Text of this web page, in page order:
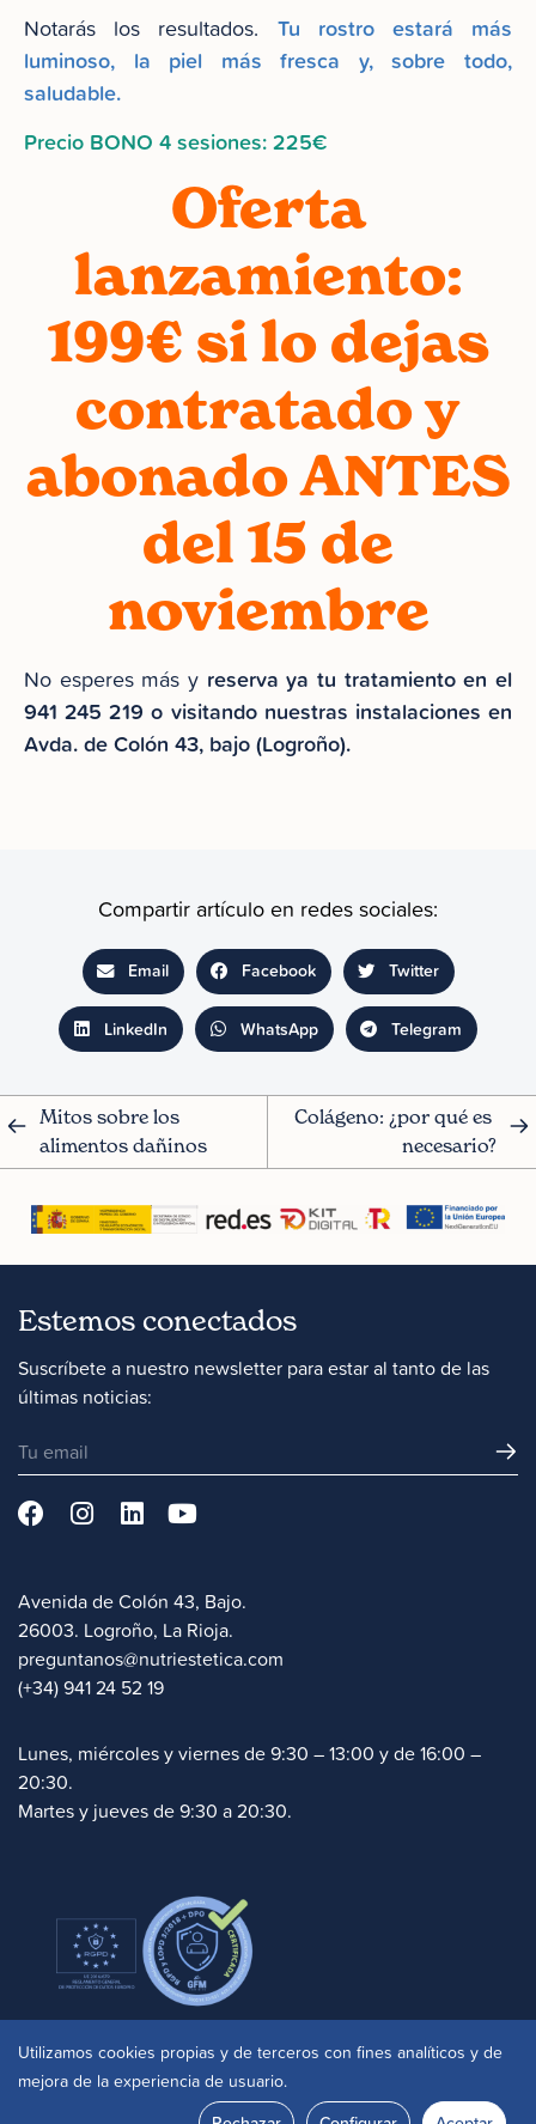
Utilizamos cookies propias y de terceros con fines analíticos y de
mejora de la experiencia de usuario.
Notarás los resultados. Tu rostro estará más
luminoso, la piel más fresca y, sobre todo,
saludable.
Precio BONO 4 sesiones: 225€
Oferta
lanzamiento:
199€ si lo dejas
contratado y
abonado ANTES
del 15 de
noviembre
No esperes más y reserva ya tu tratamiento en el
941 245 219 o visitando nuestras instalaciones en
Avda. de Colón 43, bajo (Logroño).
Compartir artículo en redes sociales:
Email Facebook Twitter
LinkedIn WhatsApp Telegram
Mitos sobre los
alimentos dañinos
Colágeno: ¿por qué es
necesario?
Estemos conectados
Suscríbete a nuestro newsletter para estar al tanto de las
últimas noticias:
Avenida de Colón 43, Bajo.
26003. Logroño, La Rioja.
preguntanos@nutriestetica.com
(+34) 941 24 52 19
Lunes, miércoles y viernes de 9:30 – 13:00 y de 16:00 –
20:30.
Martes y jueves de 9:30 a 20:30.
Politica de cookies |Aviso legal |Privacidad |
Accesibilidad
© 2025 Clinica Nutriestetica. Site bydoko.studio